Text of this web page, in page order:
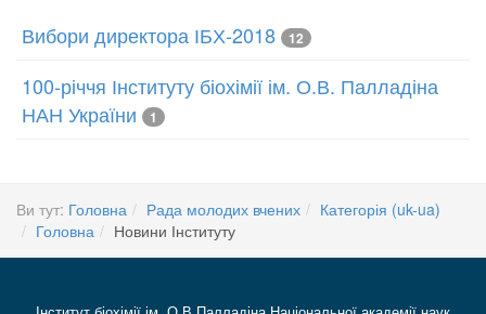
Вибори директора ІБХ-2018 12
100-річчя Інституту біохімії ім. О.В. Палладіна
НАН України
1
Ви тут: Головна Рада молодих вчених
Категорія (uk-ua)
Головна
Новини Інституту